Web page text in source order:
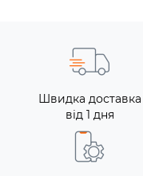
Швидка доставка
від 1 дня